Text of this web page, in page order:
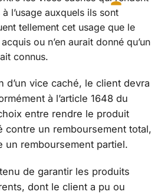
l’usage auxquels ils sont
tellement cet usage que le
ou n’en aurait donné qu’un
connus.
d’un vice caché, le client devra
à l’article 1648 du
entre rendre le produit
contre un remboursement total,
un remboursement partiel.
de garantir les produits
dont le client a pu ou